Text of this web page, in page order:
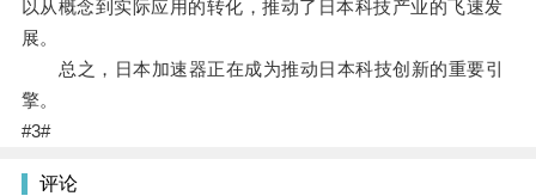
以从概念到实际应用的转化，推动了日本科技产业的飞速发
展。
总之，日本加速器正在成为推动日本科技创新的重要引
擎。
#3#
评论